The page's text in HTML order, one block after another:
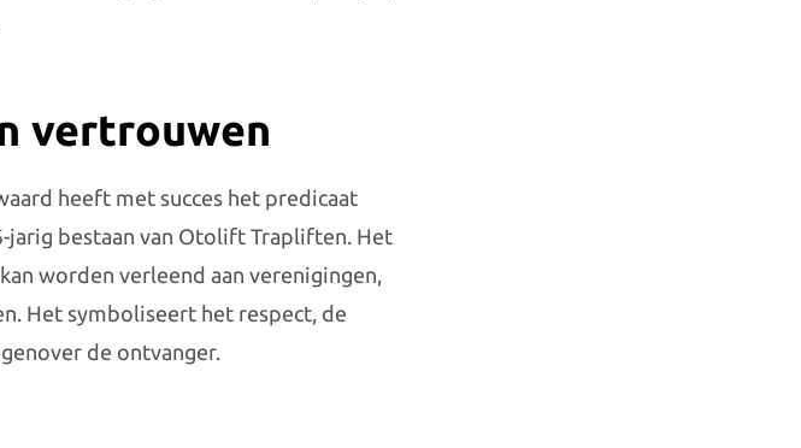
vertrouwen
heeft met succes het predicaat
jarig bestaan van Otolift Trapliften. Het
worden verleend aan verenigingen,
Het symboliseert het respect, de
de ontvanger.